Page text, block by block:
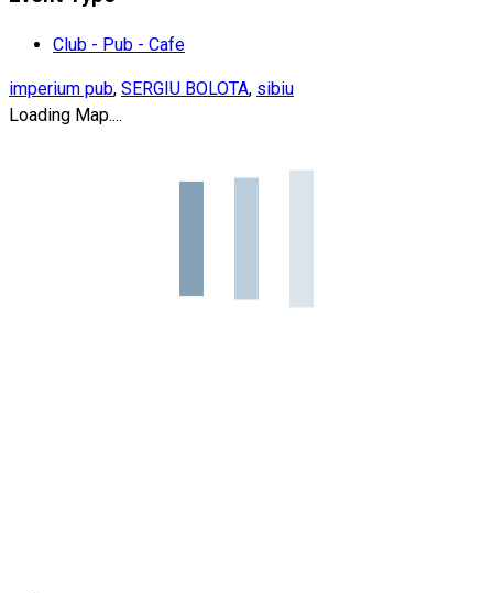
Club - Pub - Cafe
imperium pub, SERGIU BOLOTA, sibiu
Loading Map....